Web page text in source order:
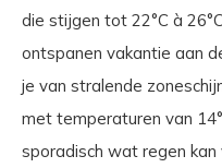
die stijgen tot 22°C à
ontspanen vakantie aan
je van stralende
met temperaturen van
sporadisch wat regen